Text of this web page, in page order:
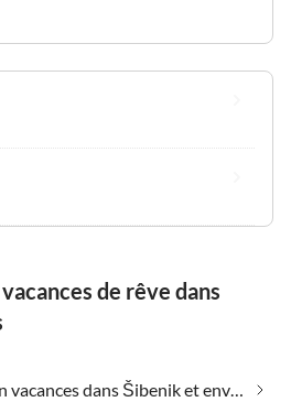
de rêve dans
Emmener votre animal en vacances dans Šibenik et environs